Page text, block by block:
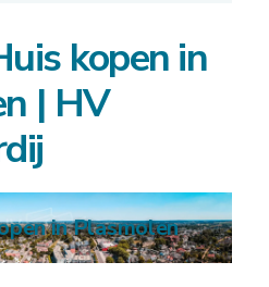
kopen in
| HV
in Plasmolen